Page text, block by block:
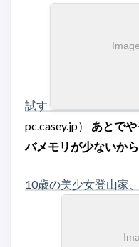
試す
pc.casey.jp） あとで
バメモリが少ないから
10歳の美少女登山家